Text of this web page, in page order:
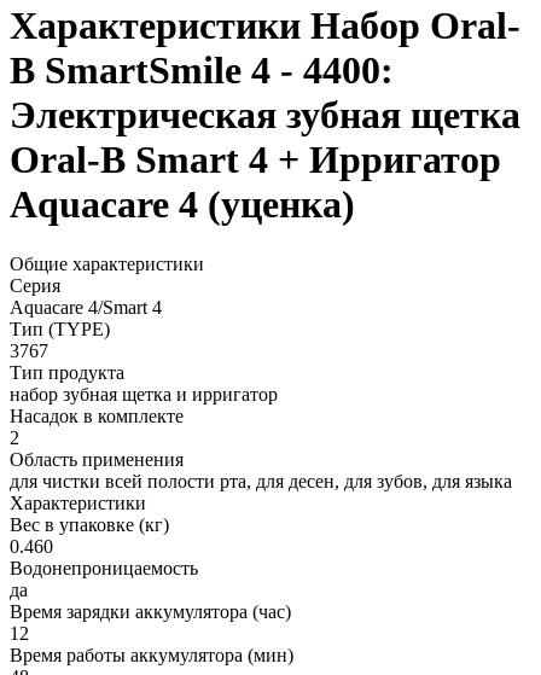
Характеристики Набор Oral-
B SmartSmile 4 - 4400:
Электрическая зубная щетка
Oral-B Smart 4 + Ирригатор
Aquacare 4 (уценка)
Общие характеристики
Серия
Aquacare 4/Smart 4
Тип (TYPE)
3767
Тип продукта
набор зубная щетка и ирригатор
Насадок в комплекте
2
Область применения
для чистки всей полости рта, для десен, для зубов, для языка
Характеристики
Вес в упаковке (кг)
0.460
Водонепроницаемость
да
Время зарядки аккумулятора (час)
12
Время работы аккумулятора (мин)